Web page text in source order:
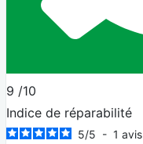
9 /10
Indice de réparabilité
5/5 - 1 avis